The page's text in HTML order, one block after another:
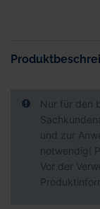
Nur für den
und zur
notwendig!
Vor der